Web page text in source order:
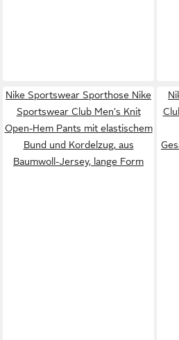
Nike Sportswear Sporthose Nike
Sportswear Club Men's Knit
Open-Hem Pants mit elastischem
Bund und Kordelzug, aus
Baumwoll-Jersey, lange Form